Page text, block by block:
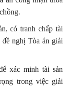
có tranh chấp tài
nghị Tòa án giải
xác minh tài sản
trong việc giải